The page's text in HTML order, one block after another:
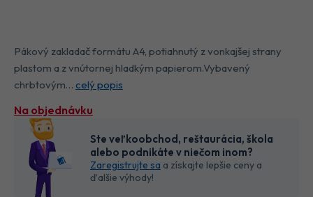
Pákový zakladač formátu A4, potiahnutý z vonkajšej strany
plastom a z vnútornej hladkým papierom.Vybavený
chrbtovým… celý popis
Na objednávku
Ste veľkoobchod, reštaurácia, škola
alebo podnikáte v niečom inom?
Zaregistrujte sa a získajte lepšie ceny a
ďalšie výhody!